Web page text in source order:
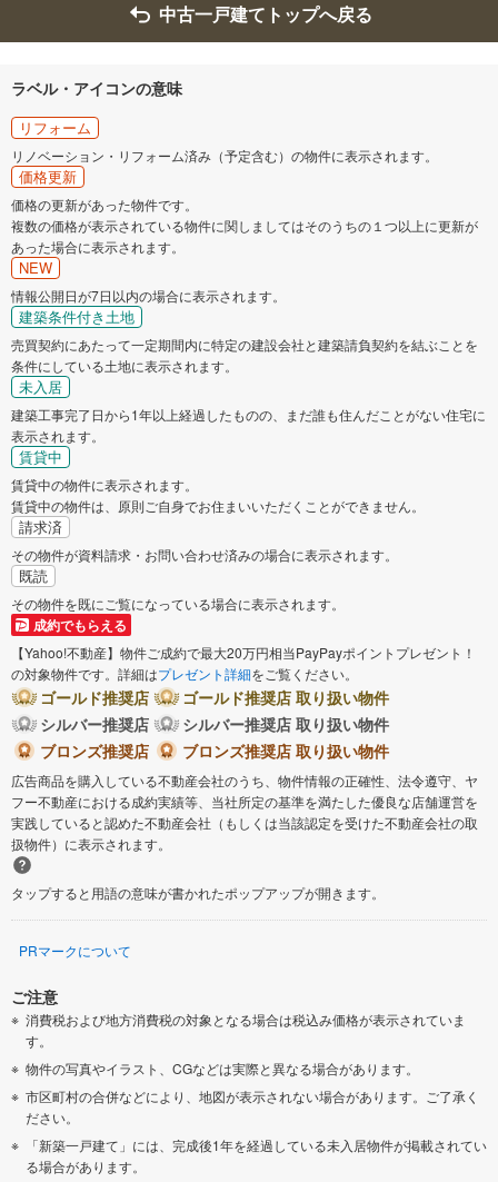
中古一戸建てトップへ戻る
ラベル・アイコンの意味
リフォーム
リノベーション・リフォーム済み（予定含む）の物件に表示されます。
価格更新
価格の更新があった物件です。
複数の価格が表示されている物件に関しましてはそのうちの１つ以上に更新が
あった場合に表示されます。
NEW
情報公開日が7日以内の場合に表示されます。
建築条件付き土地
売買契約にあたって一定期間内に特定の建設会社と建築請負契約を結ぶことを
条件にしている土地に表示されます。
未入居
建築工事完了日から1年以上経過したものの、まだ誰も住んだことがない住宅に
表示されます。
賃貸中
賃貸中の物件に表示されます。
賃貸中の物件は、原則ご自身でお住まいいただくことができません。
請求済
その物件が資料請求・お問い合わせ済みの場合に表示されます。
既読
その物件を既にご覧になっている場合に表示されます。
成約でもらえる
【Yahoo!不動産】物件ご成約で最大20万円相当PayPayポイントプレゼント！
の対象物件です。詳細はプレゼント詳細をご覧ください。
ゴールド推奨店
ゴールド推奨店 取り扱い物件
シルバー推奨店
シルバー推奨店 取り扱い物件
ブロンズ推奨店
ブロンズ推奨店 取り扱い物件
広告商品を購入している不動産会社のうち、物件情報の正確性、法令遵守、ヤ
フー不動産における成約実績等、当社所定の基準を満たした優良な店舗運営を
実践していると認めた不動産会社（もしくは当該認定を受けた不動産会社の取
扱物件）に表示されます。
タップすると用語の意味が書かれたポップアップが開きます。
PRマークについて
ご注意
消費税および地方消費税の対象となる場合は税込み価格が表示されていま
す。
物件の写真やイラスト、CGなどは実際と異なる場合があります。
市区町村の合併などにより、地図が表示されない場合があります。ご了承く
ださい。
「新築一戸建て」には、完成後1年を経過している未入居物件が掲載されてい
る場合があります。